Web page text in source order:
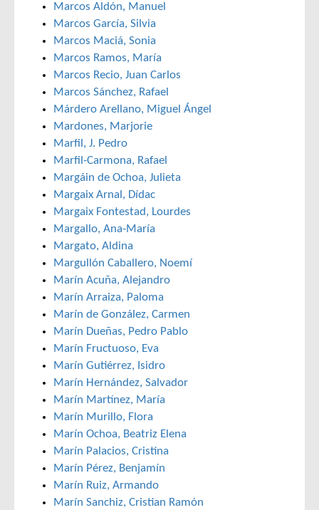
Marcos Aldón, Manuel
Marcos García, Silvia
Marcos Maciá, Sonia
Marcos Ramos, María
Marcos Recio, Juan Carlos
Marcos Sánchez, Rafael
Márdero Arellano, Miguel Ángel
Mardones, Marjorie
Marfil, J. Pedro
Marfil-Carmona, Rafael
Margáin de Ochoa, Julieta
Margaix Arnal, Dídac
Margaix Fontestad, Lourdes
Margallo, Ana-María
Margato, Aldina
Margullón Caballero, Noemí
Marín Acuña, Alejandro
Marín Arraiza, Paloma
Marín de González, Carmen
Marín Dueñas, Pedro Pablo
Marín Fructuoso, Eva
Marín Gutiérrez, Isidro
Marín Hernández, Salvador
Marín Martínez, María
Marín Murillo, Flora
Marín Ochoa, Beatriz Elena
Marín Palacios, Cristina
Marín Pérez, Benjamín
Marín Ruiz, Armando
Marín Sanchiz, Cristian Ramón